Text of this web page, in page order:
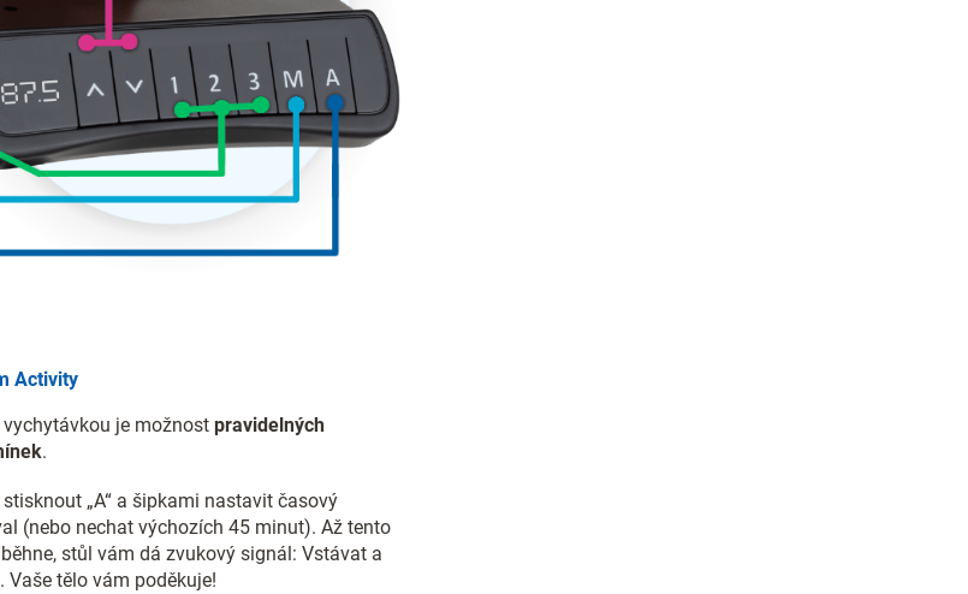
Activity
vychytávkou je možnostpravidelných
.
„A“ a šipkami nastavit časový
(nebo nechat výchozích 45 minut). Až tento
stůl vám dá zvukový signál: Vstávat a
Vaše tělo vám poděkuje!